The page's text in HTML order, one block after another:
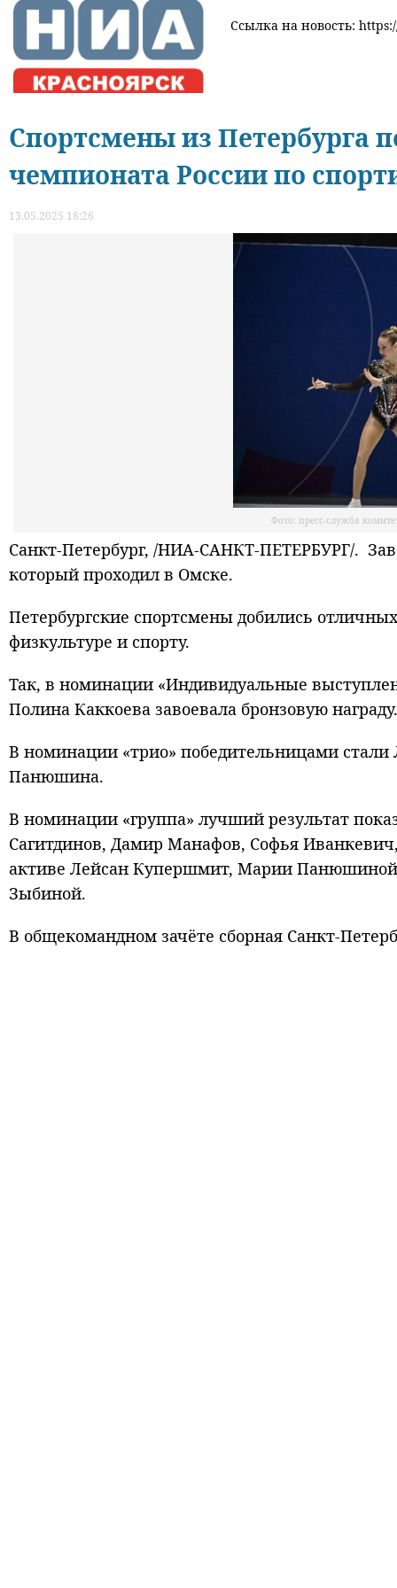
Ссылка на новость:
Спортсмены из Петербурга
чемпионата России по
13.05.2025 18:26
Фото: пресс-служба
Санкт-Петербург, /НИА-САНКТ-ПЕТЕРБУРГ/.
который проходил в Омске.
Петербургские спортсмены добились
физкультуре и спорту.
Так, в номинации «Индивидуальные
Полина Каккоева завоевала бронзовую награду.
В номинации «трио» победительницами
Панюшина.
В номинации «группа» лучший результат
Сагитдинов, Дамир Манафов, Софья
активе Лейсан Купершмит, Марии
Зыбиной.
В общекомандном зачёте сборная